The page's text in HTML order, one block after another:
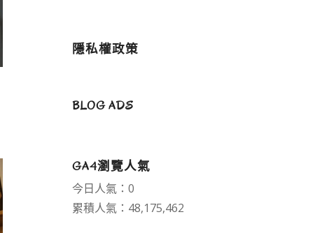
隱私權政策
BLOG ADS
GA4瀏覽人氣
今日人氣：0
累積人氣：48,175,462